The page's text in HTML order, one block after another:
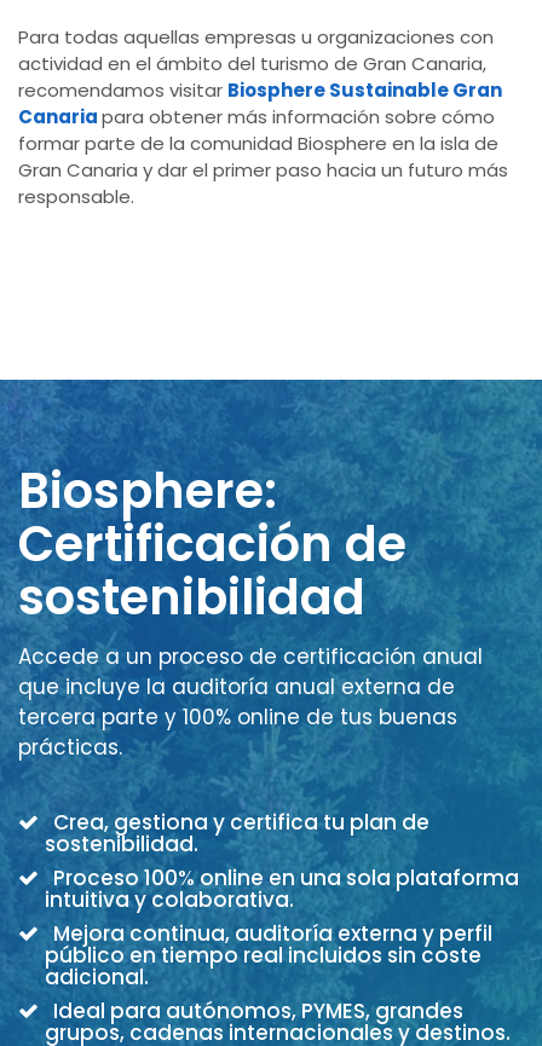
Para todas aquellas empresas u organizaciones con
actividad en el ámbito del turismo de Gran Canaria,
recomendamos visitar Biosphere Sustainable Gran
Canariapara obtener más información sobre cómo
formar parte de la comunidad Biosphere en la isla de
Gran Canaria y dar el primer paso hacia un futuro más
responsable.
Biosphere:
Certificación de
sostenibilidad
Accede a un proceso de certificación anual
que incluye la auditoría anual externa de
tercera parte y 100% online de tus buenas
prácticas.
Crea, gestiona y certifica tu plan de
sostenibilidad.
Proceso 100% online en una sola plataforma
intuitiva y colaborativa.
Mejora continua, auditoría externa y perfil
público en tiempo real incluidos sin coste
adicional.
Ideal para autónomos, PYMES, grandes
grupos, cadenas internacionales y destinos.